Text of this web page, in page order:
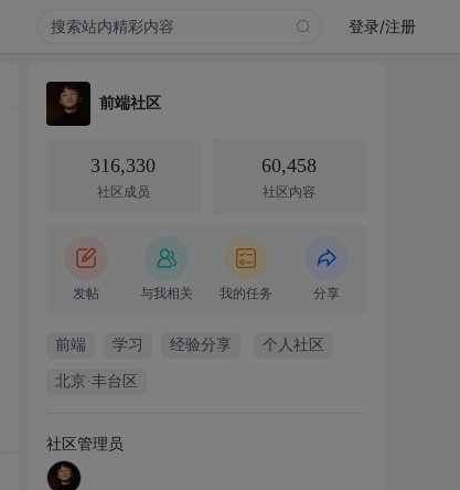
登录/注册
前端社区
316,330
社区成员
60,458
社区内容
发帖 与我相关 我的任务 分享
前端 学习 经验分享 个人社区
北京·丰台区
社区管理员